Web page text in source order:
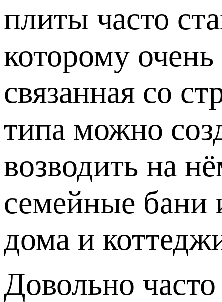
плиты часто
которому
связанная со
типа можно
возводить на
семейные бани
дома и
Довольно